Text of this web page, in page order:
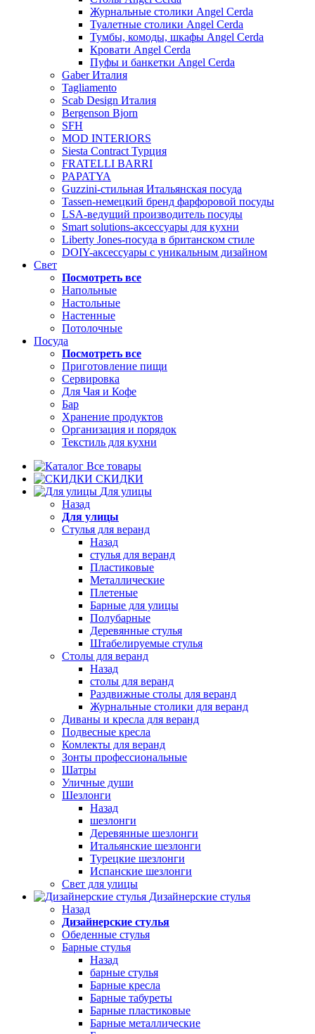
Журнальные столики Angel Cerda
Туалетные столики Angel Cerda
Тумбы, комоды, шкафы Angel Cerda
Кровати Angel Cerda
Пуфы и банкетки Angel Cerda
Gaber Италия
Tagliamento
Scab Design Италия
Bergenson Bjorn
SFH
MOD INTERIORS
Siesta Contract Турция
FRATELLI BARRI
PAPATYA
Guzzini-стильная Итальянская посуда
Tassen-немецкий бренд фарфоровой посуды
LSA-ведущий производитель посуды
Smart solutions-аксессуары для кухни
Liberty Jones-посуда в британском стиле
DOIY-аксессуары с уникальным дизайном
Свет
Посмотреть все
Напольные
Настольные
Настенные
Потолочные
Посуда
Посмотреть все
Приготовление пищи
Сервировка
Для Чая и Кофе
Бар
Хранение продуктов
Организация и порядок
Текстиль для кухни
Все товары
СКИДКИ
Для улицы
Назад
Для улицы
Стулья для веранд
Назад
стулья для веранд
Пластиковые
Металлические
Плетеные
Барные для улицы
Полубарные
Деревянные стулья
Штабелируемые стулья
Столы для веранд
Назад
столы для веранд
Раздвижные столы для веранд
Журнальные столики для веранд
Диваны и кресла для веранд
Подвесные кресла
Комлекты для веранд
Зонты профессиональные
Шатры
Уличные души
Шезлонги
Назад
шезлонги
Деревянные шезлонги
Итальянские шезлонги
Турецкие шезлонги
Испанские шезлонги
Свет для улицы
Дизайнерские стулья
Назад
Дизайнерские стулья
Обеденные стулья
Барные стулья
Назад
барные стулья
Барные кресла
Барные табуреты
Барные пластиковые
Барные металлические